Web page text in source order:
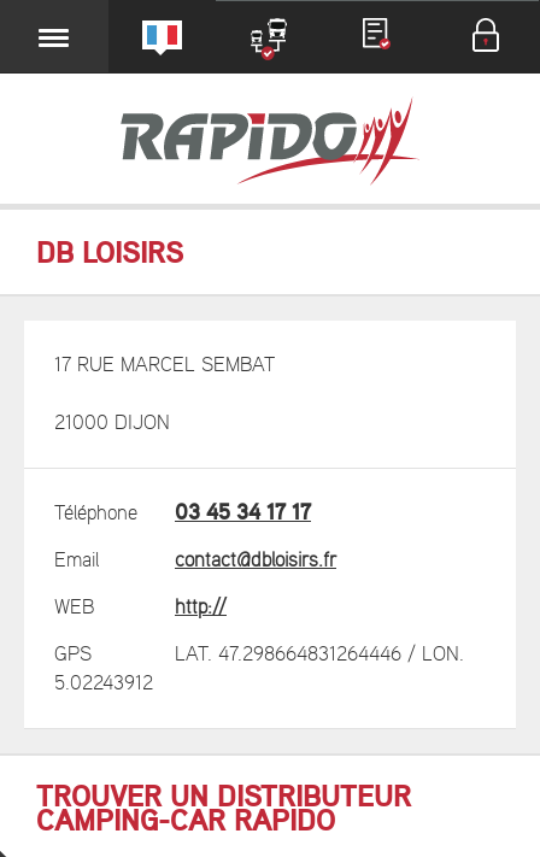
DB LOISIRS
17 RUE MARCEL SEMBAT
21000 DIJON
Téléphone 03 45 34 17 17
Email contact@dbloisirs.fr
WEB http://
GPS
LAT. 47.298664831264446 / LON.
5.02243912
TROUVER UN DISTRIBUTEUR
CAMPING-CAR RAPIDO